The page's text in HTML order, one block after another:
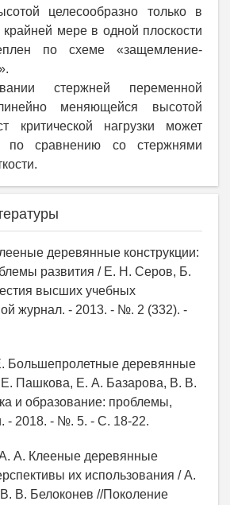
целесообразно только в
крайней мере в одной плоскости
по схеме «защемление-
стержней переменной
меняющейся высотой
критической нагрузки может
по сравнению со стержнями
деревянные конструкции:
развития / Е. Н. Серов, Б.
высших учебных
журнал. - 2013. - №. 2 (332). -
Большепролетные деревянные
Е. Пашкова, Е. А. Базарова, В. В.
и образование: проблемы,
- 2018. - №. 5. - С. 18-22.
А. Клееные деревянные
их использования / А.
В. Белоконев //Поколение